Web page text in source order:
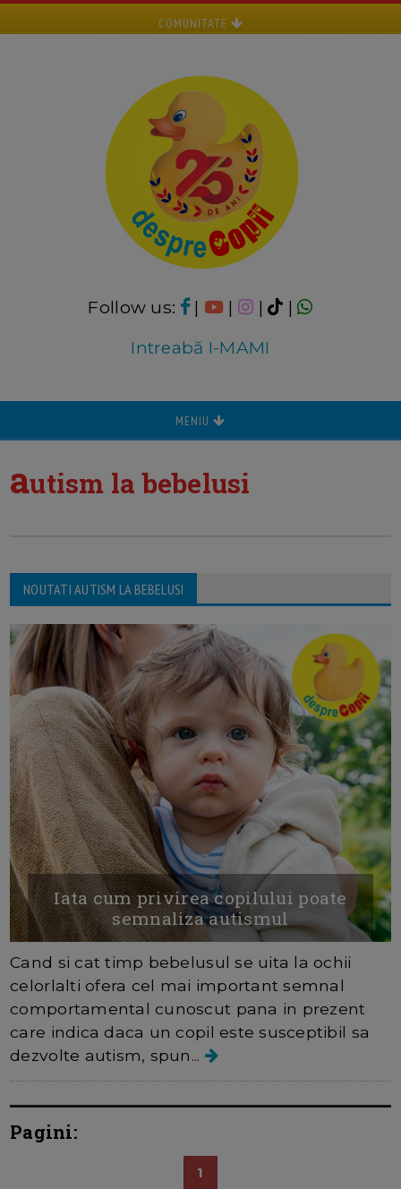
COMUNITATE
Follow us: | | |
|
Intreabă I-MAMI
MENIU
autism la bebelusi
NOUTATI AUTISM LA BEBELUSI
Iata cum privirea copilului poate
semnaliza autismul
Cand si cat timp bebelusul se uita la ochii
celorlalti ofera cel mai important semnal
comportamental cunoscut pana in prezent
care indica daca un copil este susceptibil sa
dezvolte autism, spun...
Pagini:
1